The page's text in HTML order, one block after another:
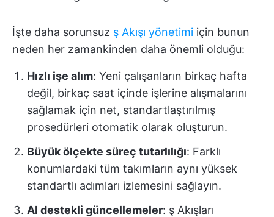
İşte daha sorunsuz ş Akışı yönetimi için bunun
neden her zamankinden daha önemli olduğu:
Hızlı işe alım: Yeni çalışanların birkaç hafta
değil, birkaç saat içinde işlerine alışmalarını
sağlamak için net, standartlaştırılmış
prosedürleri otomatik olarak oluşturun.
Büyük ölçekte süreç tutarlılığı: Farklı
konumlardaki tüm takımların aynı yüksek
standartlı adımları izlemesini sağlayın.
AI destekli güncellemeler: ş Akışları